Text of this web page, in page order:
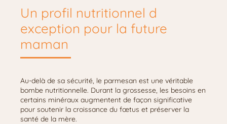
Un profil nutritionnel d
exception pour la future
maman
Au-delà de sa sécurité, le parmesan est une véritable
bombe nutritionnelle. Durant la grossesse, les besoins en
certains minéraux augmentent de façon significative
pour soutenir la croissance du fœtus et préserver la
santé de la mère.